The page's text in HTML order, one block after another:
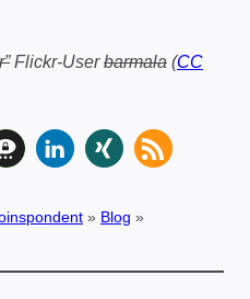
Flickr-Userbarmala (CC
» Blog »